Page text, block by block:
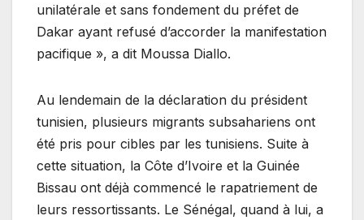
unilatérale et sans fondement du préfet de
Dakar ayant refusé d’accorder la manifestation
pacifique », a dit Moussa Diallo.
Au lendemain de la déclaration du président
tunisien, plusieurs migrants subsahariens ont
été pris pour cibles par les tunisiens. Suite à
cette situation, la Côte d’Ivoire et la Guinée
Bissau ont déjà commencé le rapatriement de
leurs ressortissants. Le Sénégal, quand à lui, a